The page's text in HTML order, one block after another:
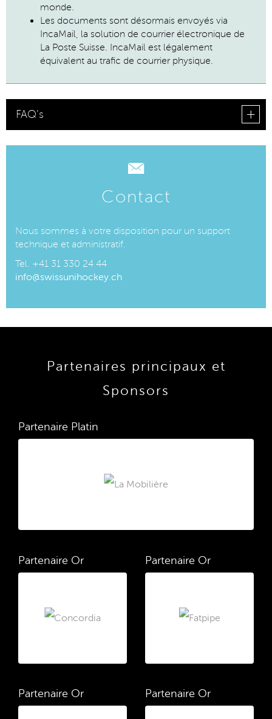
monde.
Les documents sont désormais envoyés via
IncaMail, la solution de courrier électronique de
La Poste Suisse. IncaMail est légalement
équivalent au trafic de courrier physique.
FAQ’s
Contact
Nous sommes à votre disposition pour un support
technique et administratif.
Tel. +41 31 330 24 44
info@swissunihockey.ch
Partenaires principaux et
Sponsors
Partenaire Platin
Partenaire Or Partenaire Or
Partenaire Or Partenaire Or